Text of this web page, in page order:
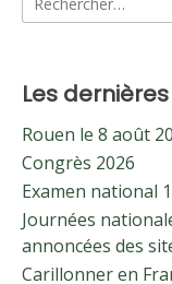
Les
Rouen le 8 août
Congrès 2026
Examen national
Journées
annoncées des
Carillonner en